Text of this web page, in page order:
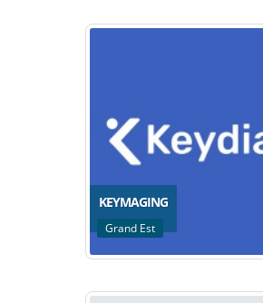
KEYMAGING
Grand Est